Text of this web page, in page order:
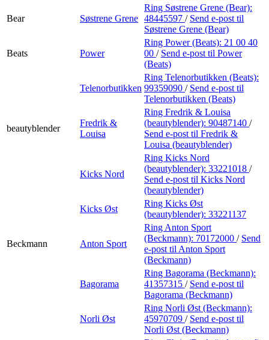
Bear Søstrene Grene
Ring Søstrene Grene (Bear):
48445597 / Send e-post til
Søstrene Grene (Bear)
Beats Power
Ring Power (Beats): 21 00 40
00 / Send e-post til Power
(Beats)
Telenorbutikken
Ring Telenorbutikken (Beats):
99359090 / Send e-post til
Telenorbutikken (Beats)
beautyblender
Fredrik &
Louisa
Ring Fredrik & Louisa
(beautyblender): 90487140 /
Send e-post til Fredrik &
Louisa (beautyblender)
Kicks Nord
Ring Kicks Nord
(beautyblender): 33221018 /
Send e-post til Kicks Nord
(beautyblender)
Kicks Øst
Ring Kicks Øst
(beautyblender): 33221137
Beckmann Anton Sport
Ring Anton Sport
(Beckmann): 70172000 / Send
e-post til Anton Sport
(Beckmann)
Bagorama
Ring Bagorama (Beckmann):
41357315 / Send e-post til
Bagorama (Beckmann)
Norli Øst
Ring Norli Øst (Beckmann):
45970709 / Send e-post til
Norli Øst (Beckmann)